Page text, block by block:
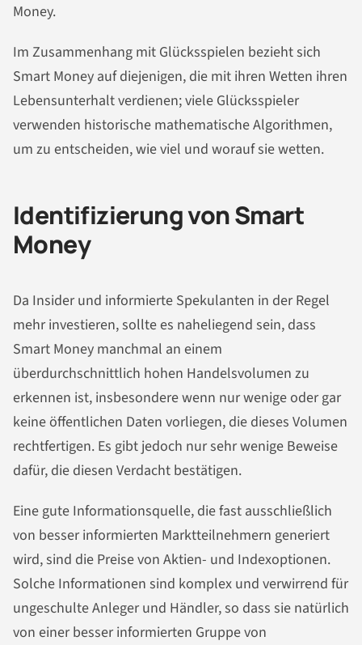
Money.
Im Zusammenhang mit Glücksspielen bezieht sich
Smart Money auf diejenigen, die mit ihren Wetten ihren
Lebensunterhalt verdienen; viele Glücksspieler
verwenden historische mathematische Algorithmen,
um zu entscheiden, wie viel und worauf sie wetten.
Identifizierung von Smart
Money
Da Insider und informierte Spekulanten in der Regel
mehr investieren, sollte es naheliegend sein, dass
Smart Money manchmal an einem
überdurchschnittlich hohen Handelsvolumen zu
erkennen ist, insbesondere wenn nur wenige oder gar
keine öffentlichen Daten vorliegen, die dieses Volumen
rechtfertigen. Es gibt jedoch nur sehr wenige Beweise
dafür, die diesen Verdacht bestätigen.
Eine gute Informationsquelle, die fast ausschließlich
von besser informierten Marktteilnehmern generiert
wird, sind die Preise von Aktien- und Indexoptionen.
Solche Informationen sind komplex und verwirrend für
ungeschulte Anleger und Händler, so dass sie natürlich
von einer besser informierten Gruppe von